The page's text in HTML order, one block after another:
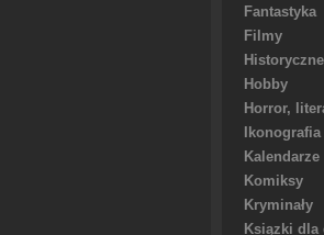
Fantastyka
Filmy
Historyczne
Hobby
Horror,
Ikonografia
Kalendarze
Komiksy
Kryminały
Ksiązki dla